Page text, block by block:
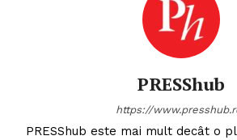
PRESShub
https://
PRESShub este mai mult decât o